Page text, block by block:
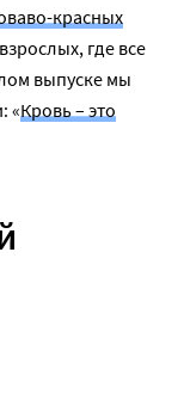
красных
где все
выпуске мы
«Кровь – это